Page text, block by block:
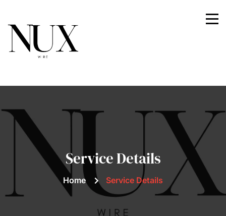
Nuxwire
Service Details
Home Service Details